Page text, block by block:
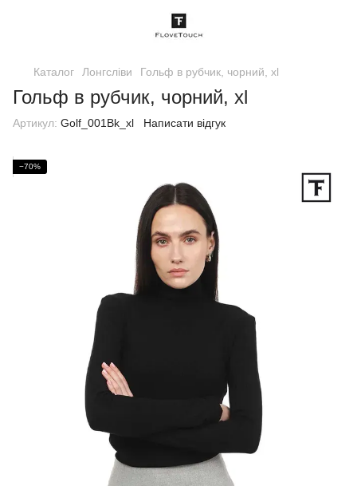
Каталог Лонгсліви Гольф в рубчик, чорний, xl
Гольф в рубчик, чорний, xl
Артикул: Golf_001Bk_xl Написати відгук
−70%